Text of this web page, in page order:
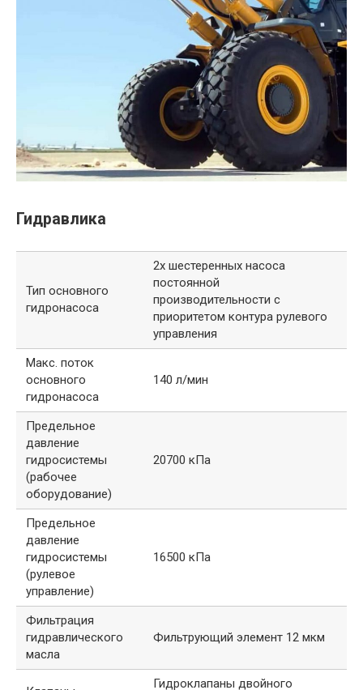
Гидравлика
Тип основного
гидронасоса
2х шестеренных насоса
постоянной
производительности с
приоритетом контура рулевого
управления
Макс. поток
основного
гидронасоса
140 л/мин
Предельное
давление
гидросистемы
(рабочее
оборудование)
20700 кПа
Предельное
давление
гидросистемы
(рулевое
управление)
16500 кПа
Фильтрация
гидравлического
масла
Фильтрующий элемент 12 мкм
Гидроклапаны двойного